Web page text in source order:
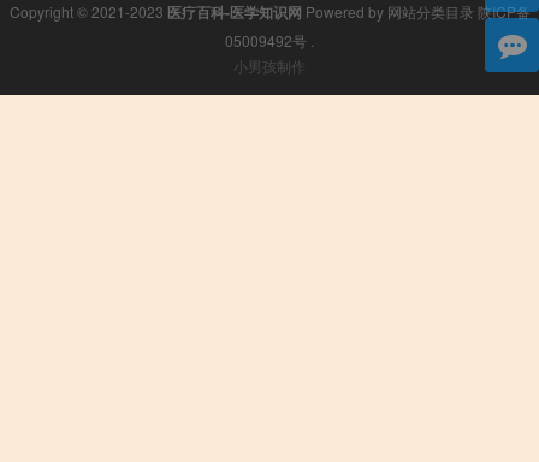
Copyright © 2021-2023 医疗百科-医学知识网 Powered by 网站分类目录 陕ICP备
05009492号
小男孩制作